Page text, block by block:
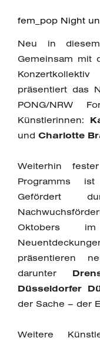
fem_pop Night
Neu in
Gemeinsam mit
präsentiert das
PONG/NRW
Künstlerinnen:
und Charlotte
Weiterhin
Programms
Gefördert
Oktobers
präsentieren
darunter
Düsseldorfer
der Sache – der
Weitere